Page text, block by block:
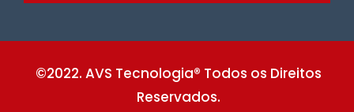
©2022. AVS Tecnologia® Todos os Direitos
Reservados.